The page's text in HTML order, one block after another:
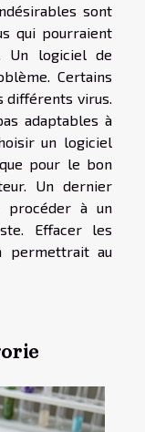
sont
qui pourraient
Un logiciel de
Certains
différents virus.
adaptables à
un logiciel
pour le bon
Un dernier
procéder à un
Effacer les
permettrait au